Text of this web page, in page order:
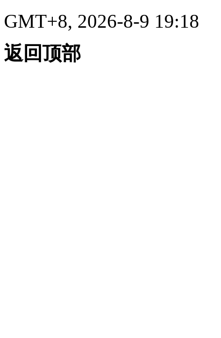
GMT+8, 2026-8-9 19:18
返回顶部